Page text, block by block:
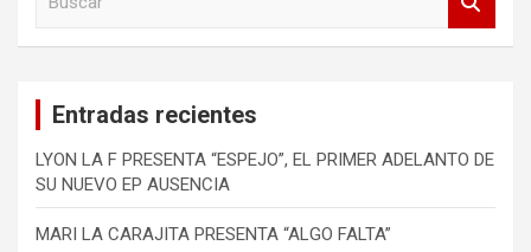
Entradas recientes
LYON LA F PRESENTA “ESPEJO”, EL PRIMER ADELANTO DE
SU NUEVO EP AUSENCIA
MARI LA CARAJITA PRESENTA “ALGO FALTA”